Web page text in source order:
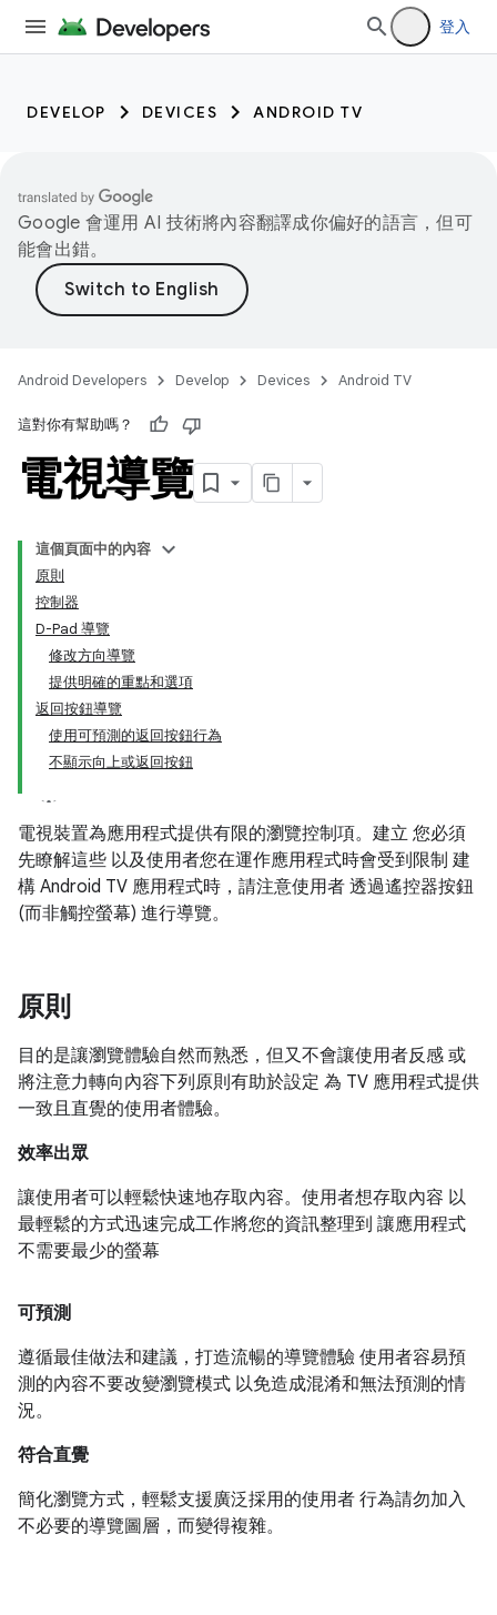
登入
DEVELOP DEVICES ANDROID TV
Google 會運用 AI 技術將內容翻譯成你偏好的語言，但可
能會出錯。
Android Developers Develop Devices Android TV
這對你有幫助嗎？
電視導覽
這個頁面中的內容
原則
控制器
D-Pad 導覽
修改方向導覽
提供明確的重點和選項
返回按鈕導覽
使用可預測的返回按鈕行為
不顯示向上或返回按鈕
電視裝置為應用程式提供有限的瀏覽控制項。建立 您必須
先瞭解這些 以及使用者您在運作應用程式時會受到限制 建
構 Android TV 應用程式時，請注意使用者 透過遙控器按鈕
(而非觸控螢幕) 進行導覽。
原則
目的是讓瀏覽體驗自然而熟悉，但又不會讓使用者反感 或
將注意力轉向內容下列原則有助於設定 為 TV 應用程式提供
一致且直覺的使用者體驗。
效率出眾
讓使用者可以輕鬆快速地存取內容。使用者想存取內容 以
最輕鬆的方式迅速完成工作將您的資訊整理到 讓應用程式
不需要最少的螢幕
可預測
遵循最佳做法和建議，打造流暢的導覽體驗 使用者容易預
測的內容不要改變瀏覽模式 以免造成混淆和無法預測的情
況。
符合直覺
簡化瀏覽方式，輕鬆支援廣泛採用的使用者 行為請勿加入
不必要的導覽圖層，而變得複雜。